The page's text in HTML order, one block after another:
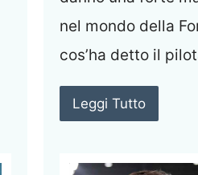
nel mondo della
cos’ha detto il
Leggi Tutto